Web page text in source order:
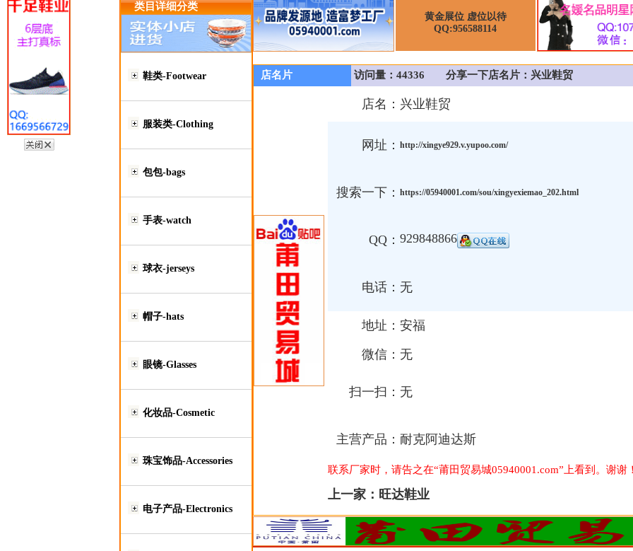
类目详细分类
鞋类-Footwear
服装类-Clothing
包包-bags
手表-watch
球衣-jerseys
帽子-hats
眼镜-Glasses
化妆品-Cosmetic
珠宝饰品-Accessories
电子产品-Electronics
黄金展位 虚位以待
QQ:956588114
店名片 访问量：44336 分享一下店名片：兴业鞋贸
店名： 兴业鞋贸
网址： http://xingye929.v.yupoo.com/
搜索一下： https://05940001.com/sou/xingyexiemao_202.html
QQ： 929848866
电话： 无
地址： 安福
微信： 无
扫一扫： 无
主营产品： 耐克阿迪达斯
联系厂家时，请告之在“莆田贸易城05940001.com”上看到。谢谢
上一家： 旺达鞋业